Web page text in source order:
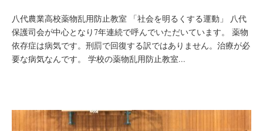
八代農業高校薬物乱用防止教室 「社会を明るくする運動」 八代
保護司会が中心となり7年連続で呼んでいただいています。 薬物
依存症は病気です。刑罰で回復する訳ではありません。治療が必
要な病気なんです。 学校の薬物乱用防止教室...